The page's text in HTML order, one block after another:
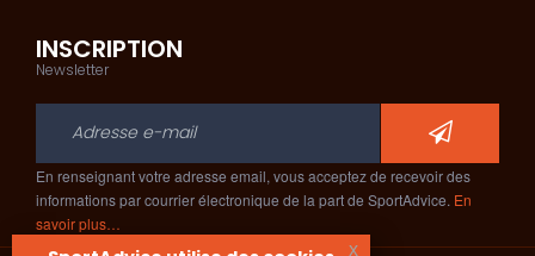
INSCRIPTION
Newsletter
En renseignant votre adresse email, vous acceptez de recevoir des
informations par courrier électronique de la part de SportAdvice. En
savoir plus…
x